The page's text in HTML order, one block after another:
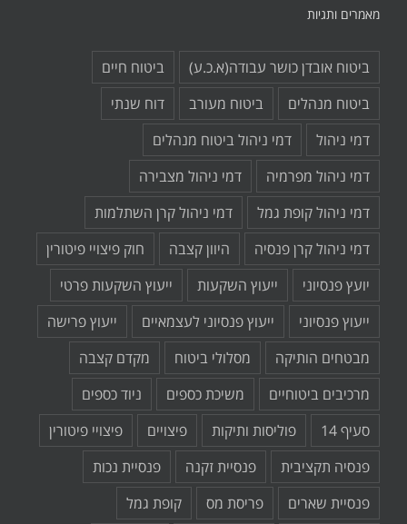
מאמרים ותגיות
ביטוח אובדן כושר עבודה(א.כ.ע)
ביטוח חיים
ביטוח מנהלים
ביטוח מעורב
דוח שנתי
דמי ניהול
דמי ניהול ביטוח מנהלים
דמי ניהול מפרמיה
דמי ניהול מצבירה
דמי ניהול קופת גמל
דמי ניהול קרן השתלמות
דמי ניהול קרן פנסיה
היוון קצבה
חוק פיצויי פיטורין
יועץ פנסיוני
ייעוץ השקעות
ייעוץ השקעות פרטי
ייעוץ פנסיוני
ייעוץ פנסיוני לעצמאיים
ייעוץ פרישה
מבטחים הותיקה
מסלולי ביטוח
מקדם קצבה
מרכיבים ביטוחיים
משיכת כספים
ניוד כספים
סעיף 14
פוליסות ותיקות פיצויים
פיצויי פיטורין
פנסיה תקציבית
פנסיית זקנה
פנסיית נכות
פנסיית שארים
פריסת מס
קופת גמל